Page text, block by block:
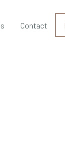
Contact